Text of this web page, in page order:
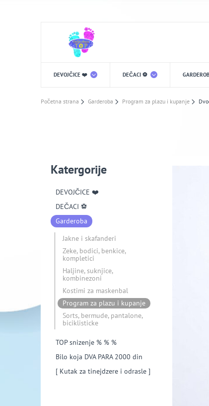
DEVOJČICE ❤️ DEČACI ⚽️
Početna strana Garderoba Program za plazu i kupanje
Katergorije
DEVOJČICE ❤️
DEČACI ⚽️
Garderoba
Jakne i skafanderi
Zeke, bodici, benkice,
kompletici
Haljine, suknjice,
kombinezoni
Kostimi za maskenbal
Program za plazu i kupanje
Sorts, bermude, pantalone,
biciklisticke
TOP snizenje % % %
Bilo koja DVA PARA 2000 din
[ Kutak za tinejdzere i odrasle ]